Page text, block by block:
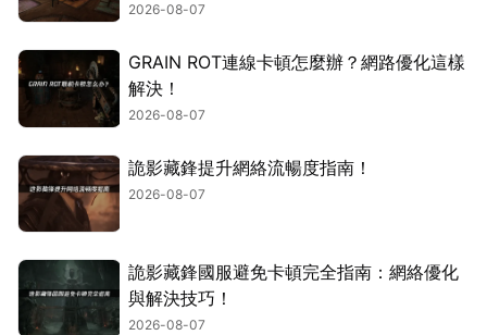
2026-08-07
GRAIN ROT連線卡頓怎麼辦？網路優化這樣
解決！
2026-08-07
詭影藏鋒提升網絡流暢度指南！
2026-08-07
詭影藏鋒國服避免卡頓完全指南：網絡優化
與解決技巧！
2026-08-07